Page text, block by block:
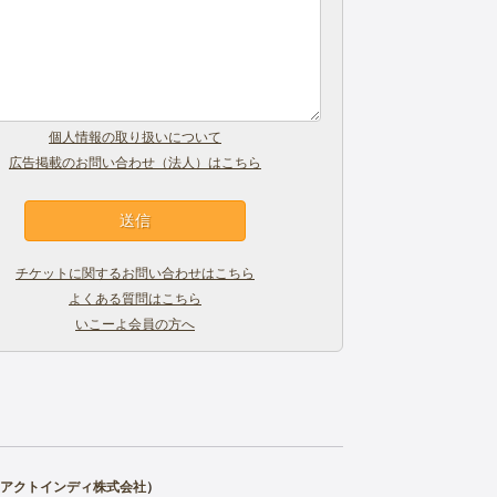
個人情報の取り扱いについて
広告掲載のお問い合わせ（法人）はこちら
チケットに関するお問い合わせはこちら
よくある質問はこちら
いこーよ会員の方へ
アクトインディ株式会社）